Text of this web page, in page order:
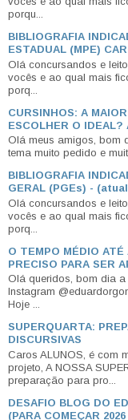
porqu...
BIBLIOGRAFIA
ESTADUAL (MPE)
Olá concursandos e
vocês e ao qual mais
porq...
CURSINHOS: A
ESCOLHER O
Olá meus amigos, bom
tema muito pedido e
BIBLIOGRAFIA
GERAL (PGEs) -
Olá concursandos e
vocês e ao qual mais
porq...
O TEMPO MÉDIO
PRECISO PARA SER
Olá queridos, bom dia
Instagram
Hoje ...
SUPERQUARTA:
DISCURSIVAS
Caros ALUNOS, é com
projeto, A NOSSA
preparação para pro...
DESAFIO BLOG DO
(PARA COMEÇAR